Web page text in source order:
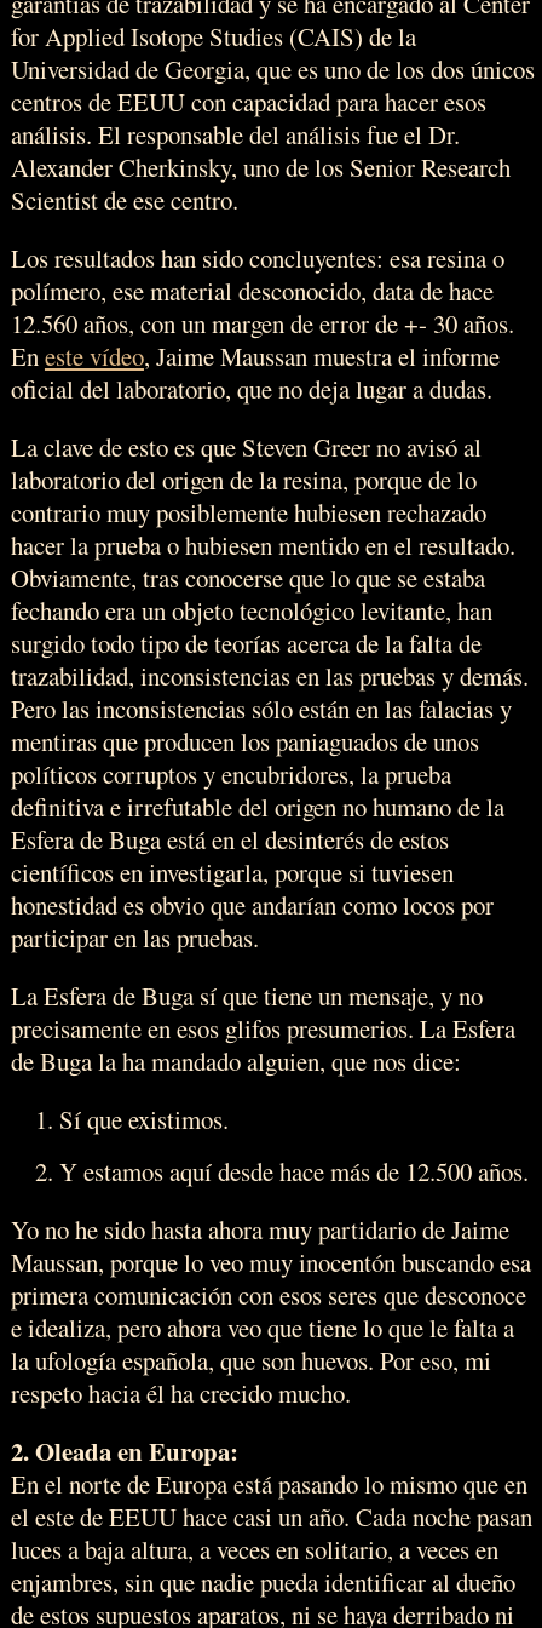
for Applied Isotope Studies (CAIS) de la
Universidad de Georgia, que es uno de los dos únicos
centros de EEUU con capacidad para hacer esos
análisis. El responsable del análisis fue el Dr.
Alexander Cherkinsky, uno de los Senior Research
Scientist de ese centro.
Los resultados han sido concluyentes: esa resina o
polímero, ese material desconocido, data de hace
12.560 años, con un margen de error de +- 30 años.
Eneste vídeo, Jaime Maussan muestra el informe
oficial del laboratorio, que no deja lugar a dudas.
La clave de esto es que Steven Greer no avisó al
laboratorio del origen de la resina, porque de lo
contrario muy posiblemente hubiesen rechazado
hacer la prueba o hubiesen mentido en el resultado.
Obviamente, tras conocerse que lo que se estaba
fechando era un objeto tecnológico levitante, han
surgido todo tipo de teorías acerca de la falta de
trazabilidad, inconsistencias en las pruebas y demás.
Pero las inconsistencias sólo están en las falacias y
mentiras que producen los paniaguados de unos
políticos corruptos y encubridores, la prueba
definitiva e irrefutable del origen no humano de la
Esfera de Buga está en el desinterés de estos
científicos en investigarla, porque si tuviesen
honestidad es obvio que andarían como locos por
participar en las pruebas.
La Esfera de Buga sí que tiene un mensaje, y no
precisamente en esos glifos presumerios. La Esfera
de Buga la ha mandado alguien, que nos dice:
Sí que existimos.
Y estamos aquí desde hace más de 12.500 años.
Yo no he sido hasta ahora muy partidario de Jaime
Maussan, porque lo veo muy inocentón buscando esa
primera comunicación con esos seres que desconoce
e idealiza, pero ahora veo que tiene lo que le falta a
la ufología española, que son huevos. Por eso, mi
respeto hacia él ha crecido mucho.
2. Oleada en Europa:
En el norte de Europa está pasando lo mismo que en
el este de EEUU hace casi un año. Cada noche pasan
luces a baja altura, a veces en solitario, a veces en
enjambres, sin que nadie pueda identificar al dueño
de estos supuestos aparatos, ni se haya derribado ni